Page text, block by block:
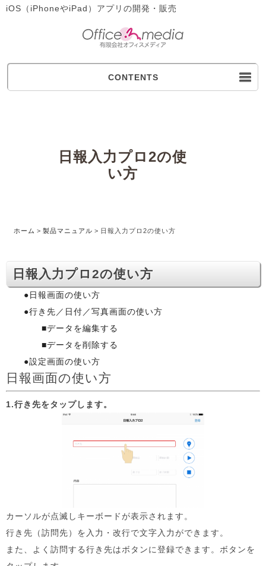
iOS（iPhoneやiPad）アプリの開発・販売
CONTENTS
日報入力プロ2の使
い方
ホーム > 製品マニュアル > 日報入力プロ2の使い方
日報入力プロ2の使い方
●日報画面の使い方
●行き先／日付／写真画面の使い方
■データを編集する
■データを削除する
●設定画面の使い方
日報画面の使い方
1.行き先をタップします。
カーソルが点滅しキーボードが表示されます。
行き先（訪問先）を入力・改行で文字入力ができます。
また、よく訪問する行き先はボタンに登録できます。ボタンを